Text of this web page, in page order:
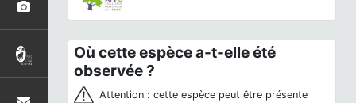
Où cette espèce a-t-elle été
observée ?
Attention : cette espèce peut être présente